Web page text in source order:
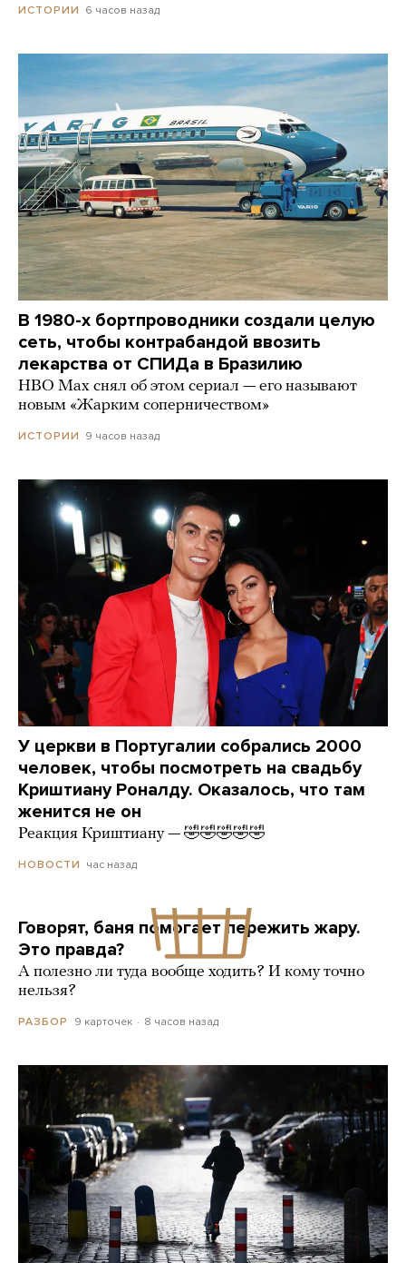
ИСТОРИИ 6 часов назад
В 1980-х бортпроводники создали целую
сеть, чтобы контрабандой ввозить
лекарства от СПИДа в Бразилию
HBO Max снял об этом сериал — его называют
новым «Жарким соперничеством»
ИСТОРИИ 9 часов назад
У церкви в Португалии собрались 2000
человек, чтобы посмотреть на свадьбу
Криштиану Роналду. Оказалось, что там
женится не он
Реакция Криштиану — 🤣🤣🤣🤣🤣
НОВОСТИ час назад
Говорят, баня помогает пережить жару.
Это правда?
А полезно ли туда вообще ходить? И кому точно
нельзя?
РАЗБОР 9 карточек 8 часов назад